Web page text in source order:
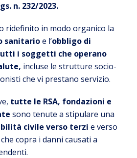
n. 232/2023.
ridefinito in modo organico la
sanitarioe l’obbligo di
i soggetti che operano
incluse le strutture socio-
che vi prestano servizio.
tutte le RSA, fondazioni e
sono tenute a stipulare una
civile verso terzi e verso
che copra i danni causati a